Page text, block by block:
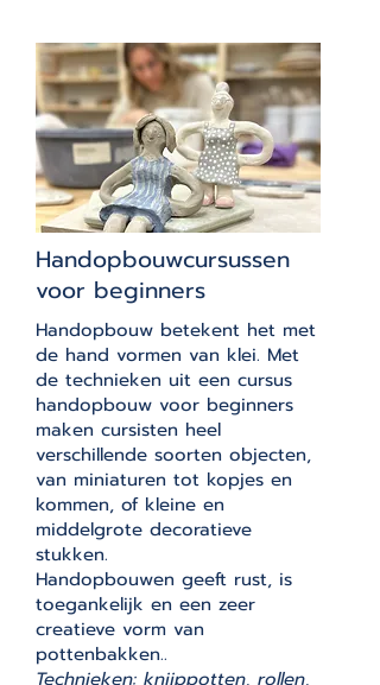
Handopbouwcursussen
voor beginners
Handopbouw betekent het met
de hand vormen van klei. Met
de technieken uit een cursus
handopbouw voor beginners
maken cursisten heel
verschillende soorten objecten,
van miniaturen tot kopjes en
kommen, of kleine en
middelgrote decoratieve
stukken.
Handopbouwen geeft rust, is
toegankelijk en een zeer
creatieve vorm van
pottenbakken.​.
Technieken: knijppotten, rollen,